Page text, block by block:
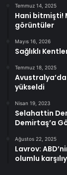
Temmuz 14, 2025
Hani bitmişti!
görüntüler
Mayıs 16, 2026
Sağlıklı
Temmuz 18, 2025
Avustralya’da
yükseldi
Nisan 19, 2023
Selahattin
Demirtaş’a
Ağustos 22, 2025
Lavrov:
olumlu